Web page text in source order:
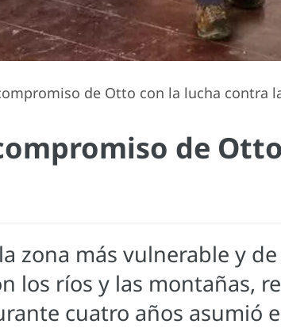
de Otto con la lucha contra
de
zona más vulnerable y
los ríos y las montañas,
cuatro años asumió